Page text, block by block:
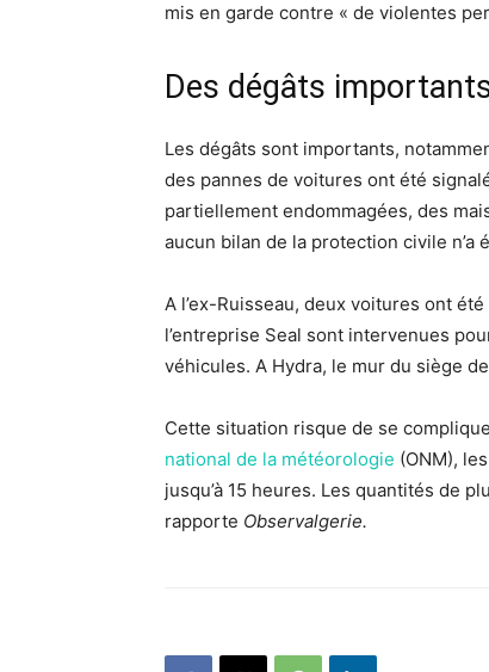
mis en garde contre « de violentes
Des dégâts
Les dégâts sont importants,
des pannes de voitures ont été
partiellement endommagées, des
aucun bilan de la protection civile n’a
A l’ex-Ruisseau, deux voitures ont
l’entreprise Seal sont intervenues
véhicules. A Hydra, le mur du siège de
Cette situation risque de se
national de la météorologie (ONM),
jusqu’à 15 heures. Les quantités de
rapporte Observalgerie.